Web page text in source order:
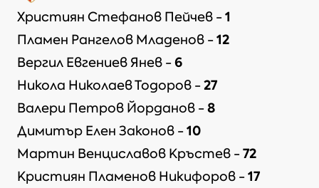
Християн Стефанов Пейчев -1
Пламен Рангелов Младенов -12
Вергил Евгениев Янев -6
Никола Николаев Тодоров -27
Валери Петров Йорданов -8
Димитър Елен Законов -10
Мартин Венциславов Кръстев -72
Кристиян Пламенов Никифоров -17